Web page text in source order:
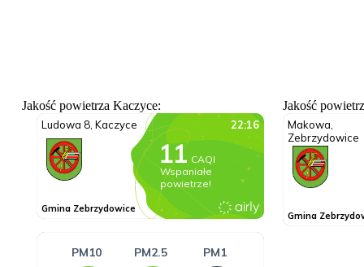
Jakość powietrza Kaczyce: Jakość